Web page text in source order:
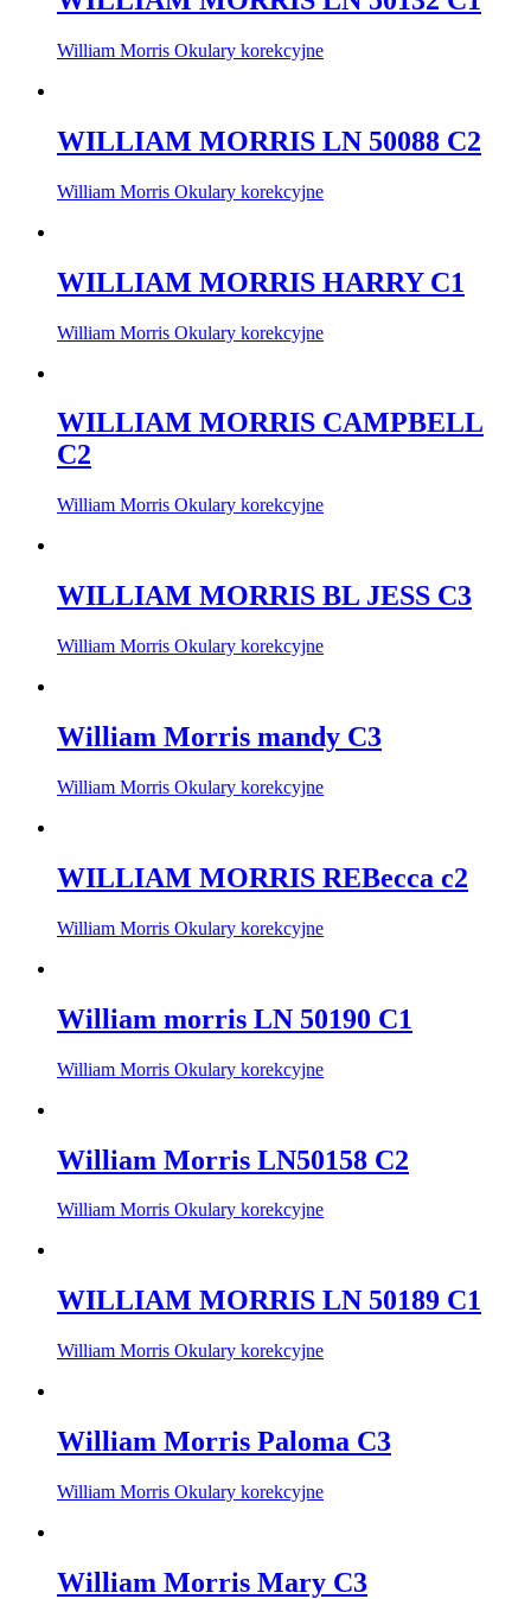
William Morris Okulary korekcyjne
WILLIAM MORRIS LN 50088 C2
William Morris Okulary korekcyjne
WILLIAM MORRIS HARRY C1
William Morris Okulary korekcyjne
WILLIAM MORRIS CAMPBELL
C2
William Morris Okulary korekcyjne
WILLIAM MORRIS BL JESS C3
William Morris Okulary korekcyjne
William Morris mandy C3
William Morris Okulary korekcyjne
WILLIAM MORRIS REBecca c2
William Morris Okulary korekcyjne
William morris LN 50190 C1
William Morris Okulary korekcyjne
William Morris LN50158 C2
William Morris Okulary korekcyjne
WILLIAM MORRIS LN 50189 C1
William Morris Okulary korekcyjne
William Morris Paloma C3
William Morris Okulary korekcyjne
William Morris Mary C3